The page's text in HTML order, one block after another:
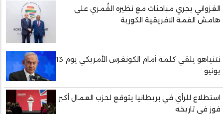
الغزواني يجري مباحثات مع نظيره القُمري على
هامش القمة الافريقية الكورية
نتنياهو يلقي كلمة أمام الكونغرس الأمريكي يوم 13
يونيو
استطلاع للرأي في بريطانيا يتوقع لحزب العمال أكبر
فوز في تاريخه